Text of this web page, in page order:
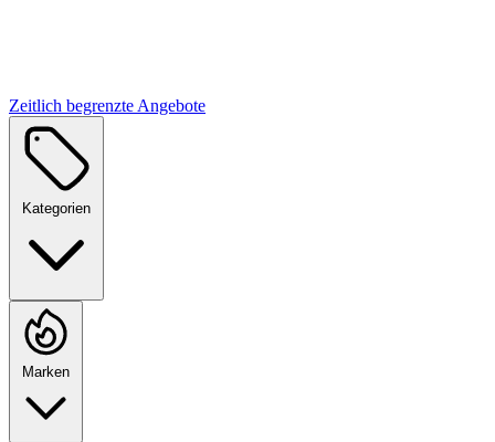
Zeitlich begrenzte Angebote
Kategorien
Marken